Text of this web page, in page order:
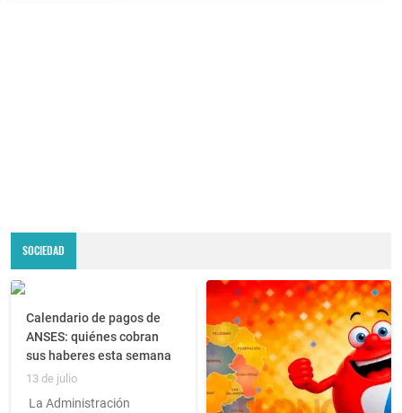
SOCIEDAD
Calendario de pagos de
ANSES: quiénes cobran
sus haberes esta semana
13 de julio
La Administración